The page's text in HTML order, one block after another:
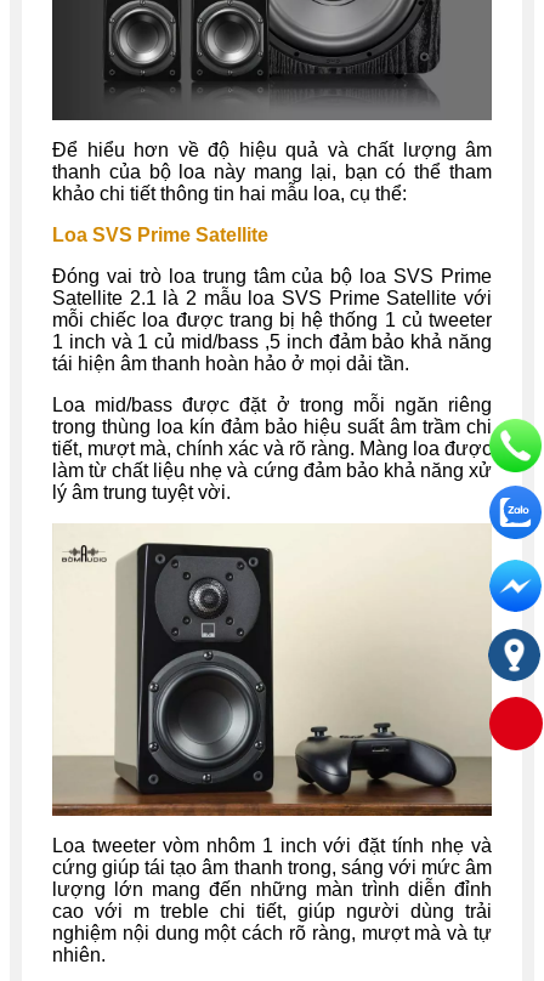
Để hiểu hơn về độ hiệu quả và chất lượng âm
thanh của bộ loa này mang lại, bạn có thể tham
khảo chi tiết thông tin hai mẫu loa, cụ thể:
Loa SVS Prime Satellite
Đóng vai trò loa trung tâm của bộ loa SVS Prime
Satellite 2.1 là 2 mẫu loa SVS Prime Satellite với
mỗi chiếc loa được trang bị hệ thống 1 củ tweeter
1 inch và 1 củ mid/bass ,5 inch đảm bảo khả năng
tái hiện âm thanh hoàn hảo ở mọi dải tần.
Loa mid/bass được đặt ở trong mỗi ngăn riêng
trong thùng loa kín đảm bảo hiệu suất âm trầm chi
tiết, mượt mà, chính xác và rõ ràng. Màng loa được
làm từ chất liệu nhẹ và cứng đảm bảo khả năng xử
lý âm trung tuyệt vời.
Loa tweeter vòm nhôm 1 inch với đặt tính nhẹ và
cứng giúp tái tạo âm thanh trong, sáng với mức âm
lượng lớn mang đến những màn trình diễn đỉnh
cao với m treble chi tiết, giúp người dùng trải
nghiệm nội dung một cách rõ ràng, mượt mà và tự
nhiên.